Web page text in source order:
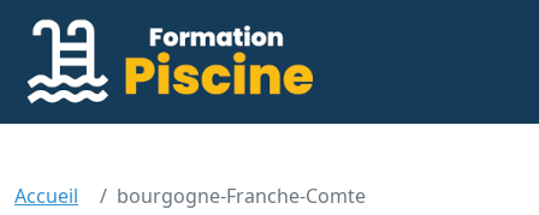
Accueil bourgogne-Franche-Comte